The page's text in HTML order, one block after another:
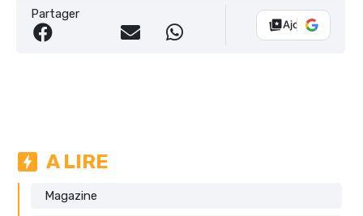
Partager
Ajouter Vélo
A LIRE
Magazine